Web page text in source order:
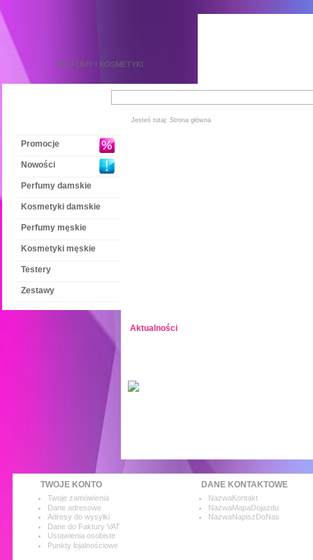
PERFUMY I KOSMETYKI
Promocje
Nowości
Perfumy damskie
Kosmetyki damskie
Perfumy męskie
Kosmetyki męskie
Testery
Zestawy
Jesteś tutaj: Strona główna
Aktualności
TWOJE KONTO
Twoje zamówienia
Dane adresowe
Adresy do wysyłki
Dane do Faktury VAT
Ustawienia osobiste
Punkty lojalnościowe
DANE KONTAKTOWE
NazwaKontakt
NazwaMapaDojazdu
NazwaNapiszDoNas